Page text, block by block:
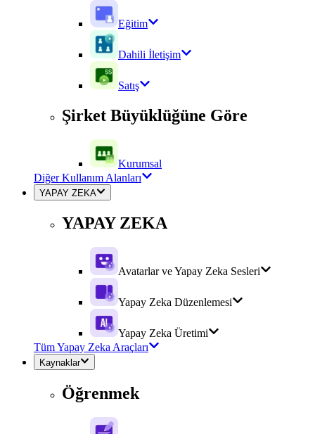
Eğitim
Dahili İletişim
Satış
Şirket Büyüklüğüne Göre
Kurumsal
Diğer Kullanım Alanları
YAPAY ZEKA
YAPAY ZEKA
Avatarlar ve Yapay Zeka Sesleri
Yapay Zeka Düzenlemesi
Yapay Zeka Üretimi
Tüm Yapay Zeka Araçları
Kaynaklar
Öğrenmek